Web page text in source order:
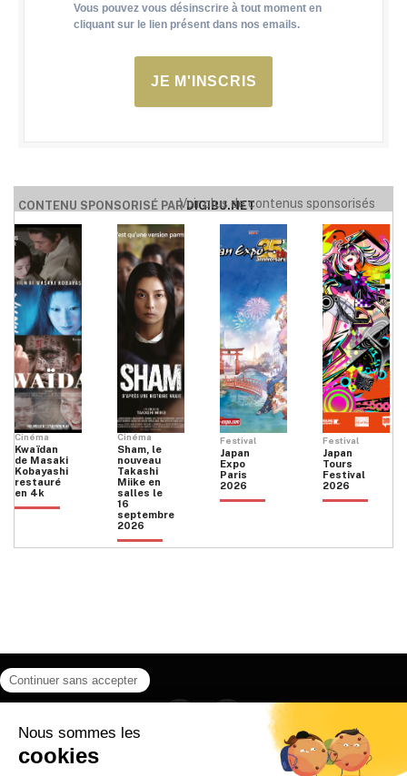
Vous pouvez vous désinscrire à tout moment en
cliquant sur le lien présent dans nos emails.
JE M'INSCRIS
CONTENU SPONSORISÉ PARDIGIBU.NET
Voir plus de contenus sponsorisés
Cinéma
Kwaïdan
de Masaki
Kobayashi
restauré
en 4k
Cinéma
Sham, le
nouveau
Takashi
Miike en
salles le
16
septembre
2026
Festival
Japan
Expo
Paris
2026
Festival
Japan
Tours
Festival
2026
Instagram